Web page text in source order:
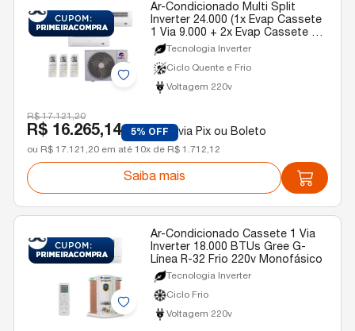
Ar-Condicionado Multi Split
Inverter 24.000 (1x Evap Cassete
1 Via 9.000 + 2x Evap Cassete 1
Via 12.000) Gree Quente/Frio R-
32 220v
Tecnologia Inverter
Ciclo Quente e Frio
Voltagem 220v
R$ 17.121,20
R$ 16.265,14 5% OFF via Pix ou Boleto
ou R$ 17.121,20 em até 10x de R$ 1.712,12
Saiba mais
Ar-Condicionado Cassete 1 Via
Inverter 18.000 BTUs Gree G-
Línea R-32 Frio 220v Monofásico
Tecnologia Inverter
Ciclo Frio
Voltagem 220v